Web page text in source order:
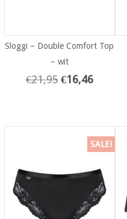
Sloggi – Double Comfort Top
– wit
€21,95 €16,46
SALE!